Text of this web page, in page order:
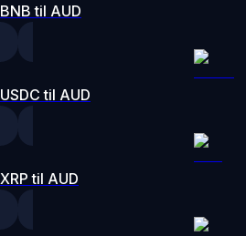
BNB til AUD
USDC til AUD
XRP til AUD